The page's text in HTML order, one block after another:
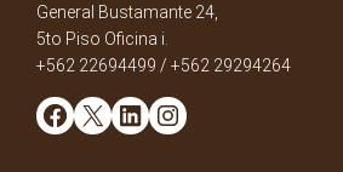
General Bustamante 24,
5to Piso Oficina i.
+562 22694499 / +562 29294264